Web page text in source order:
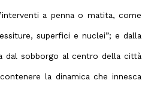
a penna o matita, come
superfici e nuclei”; e dalla
dal sobborgo al centro della città
la dinamica che innesca